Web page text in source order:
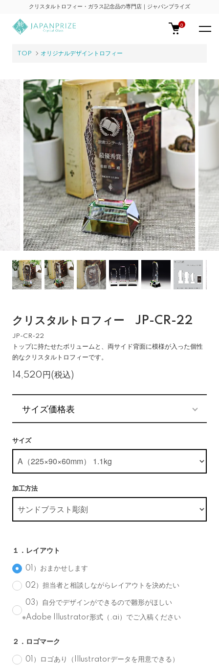
クリスタルトロフィー・ガラス記念品の専門店｜ジャパンプライズ
0
TOP オリジナルデザイントロフィー
クリスタルトロフィー JP-CR-22
JP-CR-22
トップに持たせたボリュームと、両サイド背面に模様が入った個性
的なクリスタルトロフィーです。
14,520円(税込)
サイズ価格表
サイズ
加工方法
１．レイアウト
01）おまかせします
02）担当者と相談しながらレイアウトを決めたい
03）自分でデザインができるので雛形がほしい
※Adobe Illustrator形式（.ai）でご入稿ください
２．ロゴマーク
01）ロゴあり（Illustratorデータを用意できる）